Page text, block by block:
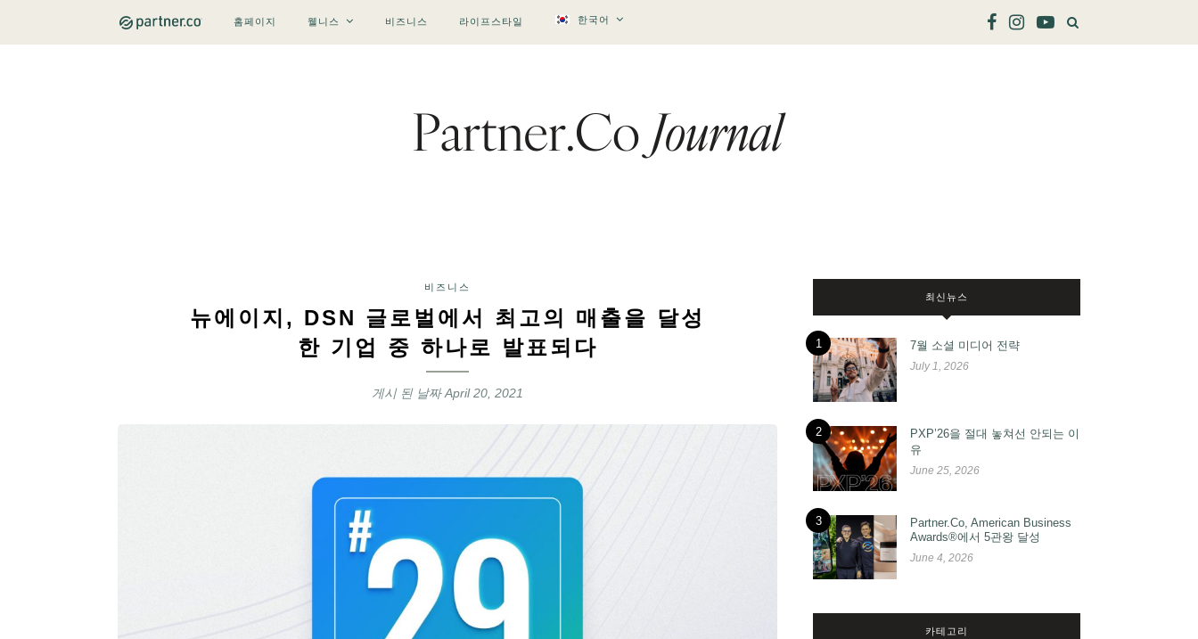
홈페이지 웰니스 비즈니스 라이프스타일 한국어
비즈니스
뉴에이지, DSN 글로벌에서 최고의 매출을 달성
한 기업 중 하나로 발표되다
게시 된 날짜April 20, 2021
최신뉴스
1 7월 소셜 미디어 전략
July 1, 2026
2
PXP’26을 절대 놓쳐선 안되는 이
유
June 25, 2026
3
Partner.Co, American Business
Awards®에서 5관왕 달성
June 4, 2026
카테고리